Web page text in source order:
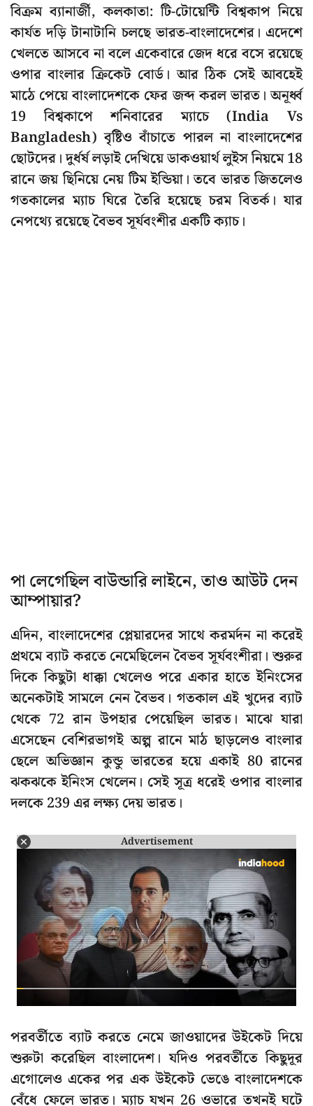
বিক্রম ব্যানার্জী, কলকাতা: টি-টোয়েন্টি বিশ্বকাপ নিয়ে
কার্যত দড়ি টানাটানি চলছে ভারত-বাংলাদেশের। এদেশে
খেলতে আসবে না বলে একেবারে জেদ ধরে বসে রয়েছে
ওপার বাংলার ক্রিকেট বোর্ড। আর ঠিক সেই আবহেই
মাঠে পেয়ে বাংলাদেশকে ফের জব্দ করল ভারত। অনূর্ধ্ব
19 বিশ্বকাপে শনিবারের ম্যাচে (India Vs
Bangladesh) বৃষ্টিও বাঁচাতে পারল না বাংলাদেশের
ছোটদের। দুর্ধর্ষ লড়াই দেখিয়ে ডাকওয়ার্থ লুইস নিয়মে 18
রানে জয় ছিনিয়ে নেয় টিম ইন্ডিয়া। তবে ভারত জিতলেও
গতকালের ম্যাচ ঘিরে তৈরি হয়েছে চরম বিতর্ক। যার
নেপথ্যে রয়েছে বৈভব সূর্যবংশীর একটি ক্যাচ।
পা লেগেছিল বাউন্ডারি লাইনে, তাও আউট দেন
আম্পায়ার?
এদিন, বাংলাদেশের প্লেয়ারদের সাথে করমর্দন না করেই
প্রথমে ব্যাট করতে নেমেছিলেন বৈভব সূর্যবংশীরা। শুরুর
দিকে কিছুটা ধাক্কা খেলেও পরে একার হাতে ইনিংসের
অনেকটাই সামলে নেন বৈভব। গতকাল এই খুদের ব্যাট
থেকে 72 রান উপহার পেয়েছিল ভারত। মাঝে যারা
এসেছেন বেশিরভাগই অল্প রানে মাঠ ছাড়লেও বাংলার
ছেলে অভিজ্ঞান কুন্ডু ভারতের হয়ে একাই 80 রানের
ঝকঝকে ইনিংস খেলেন। সেই সূত্র ধরেই ওপার বাংলার
দলকে 239 এর লক্ষ্য দেয় ভারত।
Advertisement
পরবর্তীতে ব্যাট করতে নেমে জাওয়াদের উইকেট দিয়ে
শুরুটা করেছিল বাংলাদেশ। যদিও পরবর্তীতে কিছুদূর
এগোলেও একের পর এক উইকেট ভেঙে বাংলাদেশকে
বেঁধে ফেলে ভারত। ম্যাচ যখন 26 ওভারে তখনই ঘটে